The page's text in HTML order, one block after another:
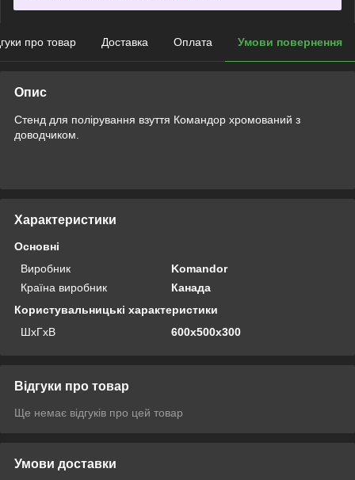
про товар Доставка Оплата Умови повернення
Опис
Стенд для полірування взуття Командор хромований з
доводчиком.
Характеристики
Основні
Виробник
Komandor
Країна виробник
Канада
Користувальницькі характеристики
ШхГхВ
600х500х300
Відгуки про товар
Ще немає відгуків про цей товар
Умови доставки